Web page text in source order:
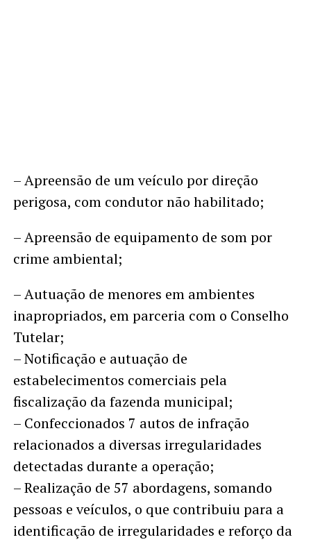
– Apreensão de um veículo por direção
perigosa, com condutor não habilitado;
– Apreensão de equipamento de som por
crime ambiental;
– Autuação de menores em ambientes
inapropriados, em parceria com o Conselho
Tutelar;
– Notificação e autuação de
estabelecimentos comerciais pela
fiscalização da fazenda municipal;
– Confeccionados 7 autos de infração
relacionados a diversas irregularidades
detectadas durante a operação;
– Realização de 57 abordagens, somando
pessoas e veículos, o que contribuiu para a
identificação de irregularidades e reforço da